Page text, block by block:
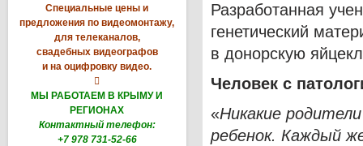
Специальные цены и
предложения по видеомонтажу,
для телеканалов,
свадебных видеографов
и на оцифровку видео.

МЫ РАБОТАЕМ В КРЫМУ И
РЕГИОНАХ
Контактный телефон:
+7 978 731-52-66
Разработанная
генетический
в донорскую
Человек с
«Никакие
ребенок. Каждый